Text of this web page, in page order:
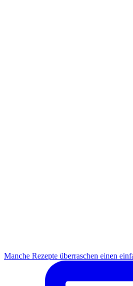
Manche Rezepte überraschen einen